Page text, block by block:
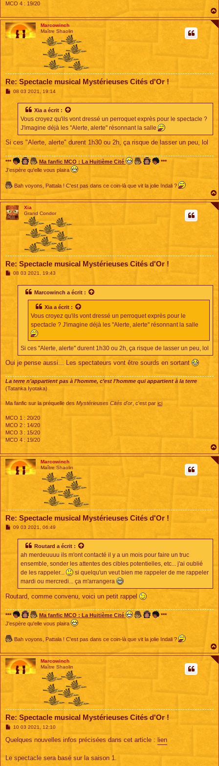
MCO 4 : 19/20
Marcowinch
Maître Shaolin
Re: Spectacle musical Mystérieuses Cités d'Or !
M08 03 2021, 19:14
Xia a écrit :
Vous croyez qu'ils vont dressé un perroquet exprès pour le spectacle ?
J'imagine déjà les "Alerte, alerte" résonnant la salle
Si ces "Alerte, alerte" durent 1h30 ou 2h, ça risque de lasser un peu, lol
*** Ma fanfic MCO : La Huitième Cité
***
J'espère qu'elle vous plaira
Bah voyons, Pattala ! C'est pas dans ce coin-là que vit la jolie Indali ?
Xia
Grand Condor
Re: Spectacle musical Mystérieuses Cités d'Or !
M08 03 2021, 19:43
Marcowinch a écrit :
Xia a écrit :
Vous croyez qu'ils vont dressé un perroquet exprès pour le
spectacle ? J'imagine déjà les "Alerte, alerte" résonnant la salle
Si ces "Alerte, alerte" durent 1h30 ou 2h, ça risque de lasser un peu, lol
Oui je pense aussi... Les spectateurs vont être sourds en sortant
La terre n’appartient pas à l’homme, c’est l’homme qui appartient à la terre
(Tatanka Iyotaka)
Ma fanfic sur la préquelle des Mystérieuses Cités d'or , c'est par ici
MCO 1 : 20/20
MCO 2 : 14/20
MCO 3 : 15/20
MCO 4 : 19/20
Marcowinch
Maître Shaolin
Re: Spectacle musical Mystérieuses Cités d'Or !
M09 03 2021, 06:49
Routard a écrit :
ah merdeuuuu ils m'ont contacté il y a un mois pour faire un truc
ensemble, sonder les attentes des cibles potentielles, etc... j'ai oublié
de les rappeler...
si quelqu'un veut bien me rappeler de me rappeler
mardi ou mercredi... ça m'arrangera
Routard, comme convenu, voici un petit rappel
*** Ma fanfic MCO : La Huitième Cité
***
J'espère qu'elle vous plaira
Bah voyons, Pattala ! C'est pas dans ce coin-là que vit la jolie Indali ?
Marcowinch
Maître Shaolin
Re: Spectacle musical Mystérieuses Cités d'Or !
M
s
g
e
10 03 2021, 12:10
Quelques nouvelles infos précisées dans cet article : lien
Le spectacle sera basé sur la saison 1.